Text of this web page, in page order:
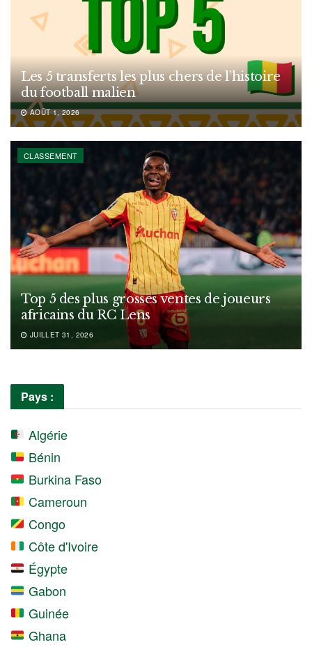
Les 5 transferts les plus chers de l’histoire
du football malien
AOÛT 1, 2026
CLASSEMENT
Top 5 des plus grosses ventes de joueurs
africains du RC Lens
JUILLET 31, 2026
Pays :
Algérie
Bénin
Burkina Faso
Cameroun
Congo
Côte d'Ivoire
Égypte
Gabon
Guinée
Ghana